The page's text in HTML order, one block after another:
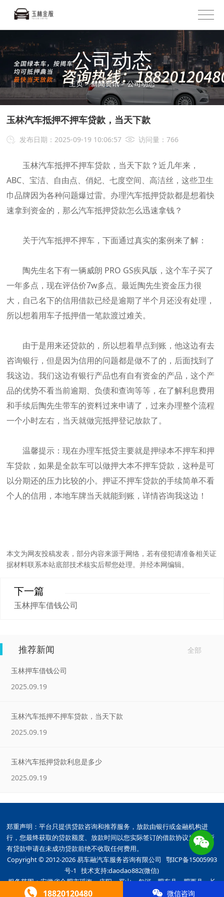
公司动态
主页>新闻资讯>公司动态
玉林汽车抵押不押车贷款，当天下款
发布日期：2025-09-19 10:06:57 访问量：766
玉林汽车抵押不押车贷款，当天下款？近几年来，
ABC、宝洁、自由点、俏妃、七度空间、高洁丝，这些卫生
巾品牌因为各种问题爆过雷。办理汽车抵押贷款都是想着快
速拿到资金的，那么汽车抵押贷款怎么迅速拿钱？
关于汽车抵押不押车，下面通过真实的案例来了解：
陶先生名下有一辆威朗 PRO GS疾风版，这个车子买了
一年多点，现在评估价7w多点。最近陶先生资金压力很
大，自己名下的信用借款已经是逾期了半个月还没有处理，
所以想着用车子抵押借一笔款渡过难关。
由于是用来还贷款的，所以想着早点到账，他这边有去
咨询银行，但是因为信用的问题都是做不了的，后面找到了
我这边。我们这边有银行产品也有自有资金的产品，这个产
品的优势不看当前逾期、负债和查询等等，在了解利息费用
和手续后陶先生带车的资料过来申请了，过来办理整个流程
一个小时左右，当天就做完抵押登记放款了。
温馨提示：现在办理车抵贷主要就是押绿本不押车和押
车贷款，如果是全款车可以做押大本不押车贷款，这种是可
以分期还的压力比较的小。押证不押车贷款的手续简单不看
个人的信用，本地车牌当天就能到账，详情咨询我这边！
本文为网友投稿发表，部分内容来源于网络，若有侵犯请准备相关证
据材料联系本站底部技术核实后帮您处理。并经本网编辑。
下一篇
玉林押车借钱公司
推荐新闻 全部
玉林押车借钱公司
2025.09.19
玉林汽车抵押不押车贷款，当天下款
2025.09.19
玉林汽车抵押贷款利息是多少
2025.09.19
郑重声明：平台只提供贷款咨询和推荐服务，放款由银行或金融机构进
行，您最终获取的贷款额度、放款时间以您实际签订的借款协议为准。所
有贷款申请在未成功贷款前绝不收取任何费用。
Copyright © 2012-2026 易车融汽车服务咨询有限公司 鄂ICP备15005993
号-1
技术支持:daodao882(微信)
服务范围：安徽省合肥市瑶海、庐阳、蜀山、包河、肥东县、肥西县、长
丰县、庐江县、巢湖市等全市均可上门办理
18820120480 微信咨询